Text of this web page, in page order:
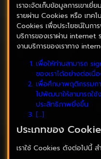
เราจะจัดเก็บข้อมูลการเขาเ
รายผ่าน Cookies หรือ เทคโ
Cookies เพื่อประโยชน์ในกา
บริการของเราผ่าน
งานบริการของเราทาง
เพื่อให้ท่านสามารถ
ของเราได้อย่างต่อเนื่
เพื่อศึกษาพฤติกรรมก
ไปพัฒนาให้สามารถใช้
ประสิทธิภาพยิ่งขึ้น
[…]
ประเภทของ
เราใช้ Cookies ดังต่อไปนี้